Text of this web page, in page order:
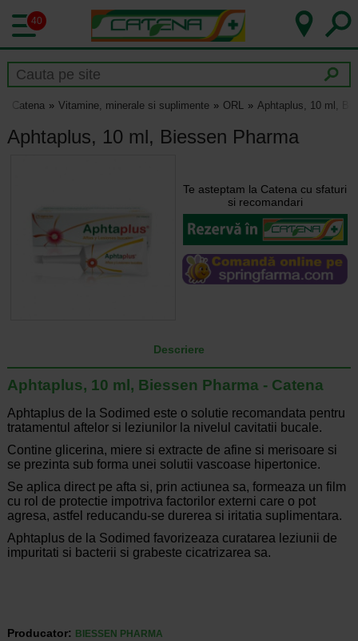
40
Catena Vitamine, minerale si suplimente ORL Aphtaplus, 10 ml,
Aphtaplus, 10 ml, Biessen Pharma
Te asteptam la Catena cu sfaturi
si recomandari
Descriere
Aphtaplus, 10 ml, Biessen Pharma - Catena
Aphtaplus de la Sodimed este o solutie recomandata pentru
tratamentul aftelor si leziunilor la nivelul cavitatii bucale.
Contine glicerina, miere si extracte de afine si merisoare si
se prezinta sub forma unei solutii vascoase hipertonice.
Se aplica direct pe afta si, prin actiunea sa, formeaza un film
cu rol de protectie impotriva factorilor externi care o pot
agresa, astfel reducandu-se durerea si iritatia suplimentara.
Aphtaplus de la Sodimed favorizeaza curatarea leziunii de
impuritati si bacterii si grabeste cicatrizarea sa.
Producator:
BIESSEN PHARMA